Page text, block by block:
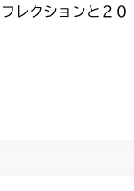
フレクションと２０